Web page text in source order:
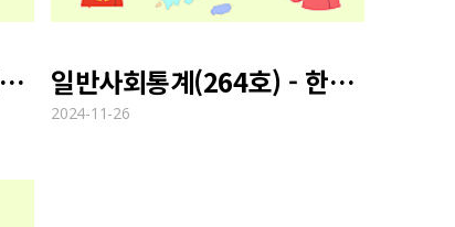
일반사회통계(264호) - 청소년 사이버 도박 실태 일반사회통계(264호) - 한국의 이민자 증가 현황
2024-11-26